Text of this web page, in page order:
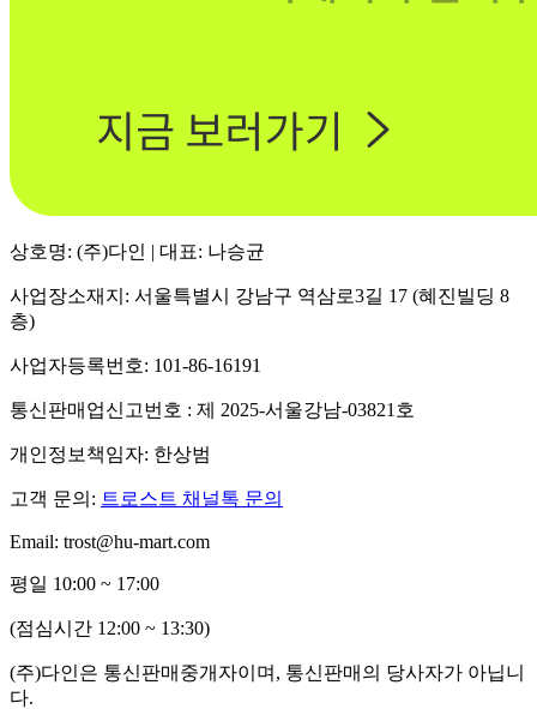
상호명: (주)다인 | 대표: 나승균
사업장소재지: 서울특별시 강남구 역삼로3길 17 (혜진빌딩 8
층)
사업자등록번호: 101-86-16191
통신판매업신고번호 : 제 2025-서울강남-03821호
개인정보책임자: 한상범
고객 문의: 트로스트 채널톡 문의
Email: trost@hu-mart.com
평일 10:00 ~ 17:00
(점심시간 12:00 ~ 13:30)
(주)다인은 통신판매중개자이며, 통신판매의 당사자가 아닙니
다.